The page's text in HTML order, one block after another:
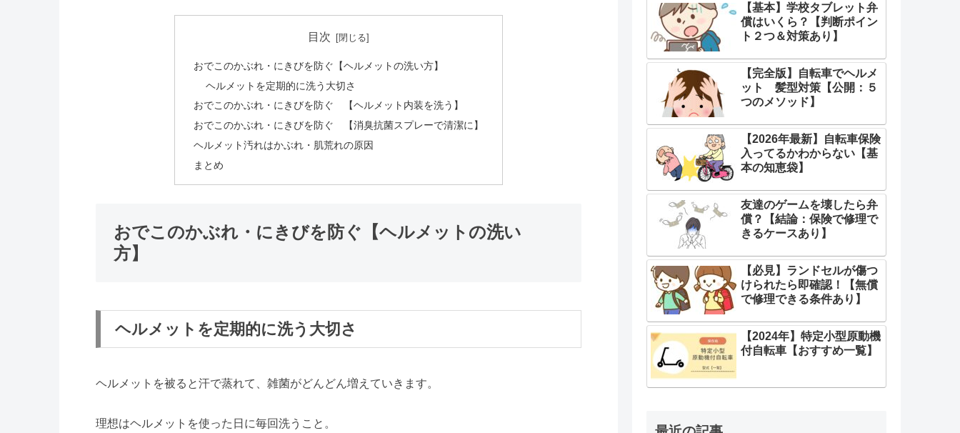
目次
おでこのかぶれ・にきびを防ぐ【ヘルメットの洗い方】
ヘルメットを定期的に洗う大切さ
おでこのかぶれ・にきびを防ぐ 【ヘルメット内装を洗う】
おでこのかぶれ・にきびを防ぐ 【消臭抗菌スプレーで清潔に】
ヘルメット汚れはかぶれ・肌荒れの原因
まとめ
おでこのかぶれ・にきびを防ぐ【ヘルメットの洗い
方】
ヘルメットを定期的に洗う大切さ
ヘルメットを被ると汗で蒸れて、雑菌がどんどん増えていきます。
理想はヘルメットを使った日に毎回洗うこと。
【基本】学校タブレット弁
償はいくら？【判断ポイン
ト２つ＆対策あり】
【完全版】自転車でヘルメ
ット 髪型対策【公開：５
つのメソッド】
【2026年最新】自転車保険
入ってるかわからない【基
本の知恵袋】
友達のゲームを壊したら弁
償？【結論：保険で修理で
きるケースあり】
【必見】ランドセルが傷つ
けられたら即確認！【無償
で修理できる条件あり】
【2024年】特定小型原動機
付自転車【おすすめ一覧】